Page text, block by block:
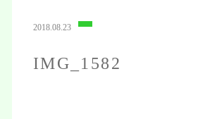
2018.08.23
IMG_1582